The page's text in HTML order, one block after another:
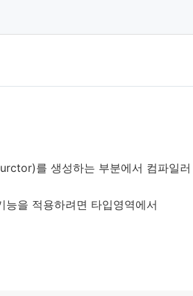
를 생성하는 부분에서 컴파일
을 적용하려면 타입영역에서